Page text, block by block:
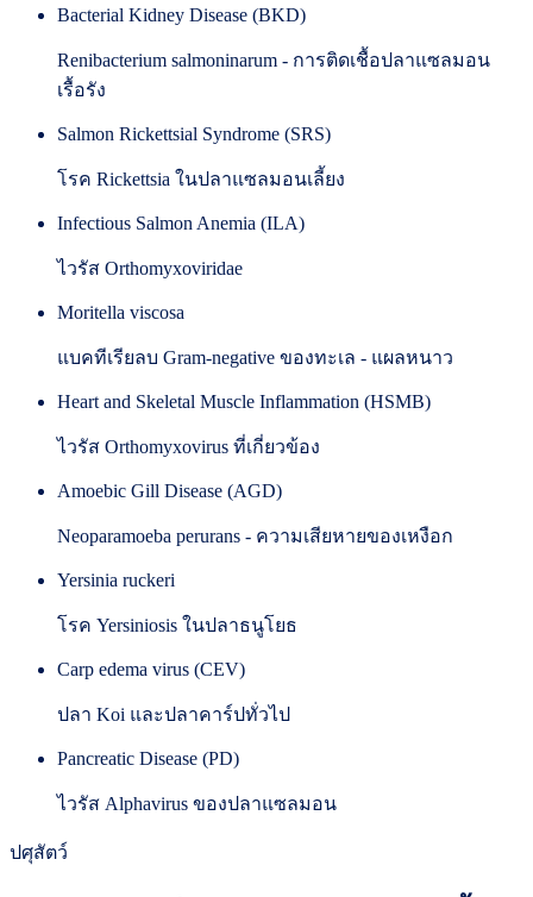
Bacterial Kidney Disease (BKD)
Renibacterium salmoninarum - การติดเชื้อปลาแซลมอน
เรื้อรัง
Salmon Rickettsial Syndrome (SRS)
โรค Rickettsia ในปลาแซลมอนเลี้ยง
Infectious Salmon Anemia (ILA)
ไวรัส Orthomyxoviridae
Moritella viscosa
แบคทีเรียลบ Gram-negative ของทะเล - แผลหนาว
Heart and Skeletal Muscle Inflammation (HSMB)
ไวรัส Orthomyxovirus ที่เกี่ยวข้อง
Amoebic Gill Disease (AGD)
Neoparamoeba perurans - ความเสียหายของเหงือก
Yersinia ruckeri
โรค Yersiniosis ในปลาธนูโยธ
Carp edema virus (CEV)
ปลา Koi และปลาคาร์ปทั่วไป
Pancreatic Disease (PD)
ไวรัส Alphavirus ของปลาแซลมอน
ปศุสัตว์